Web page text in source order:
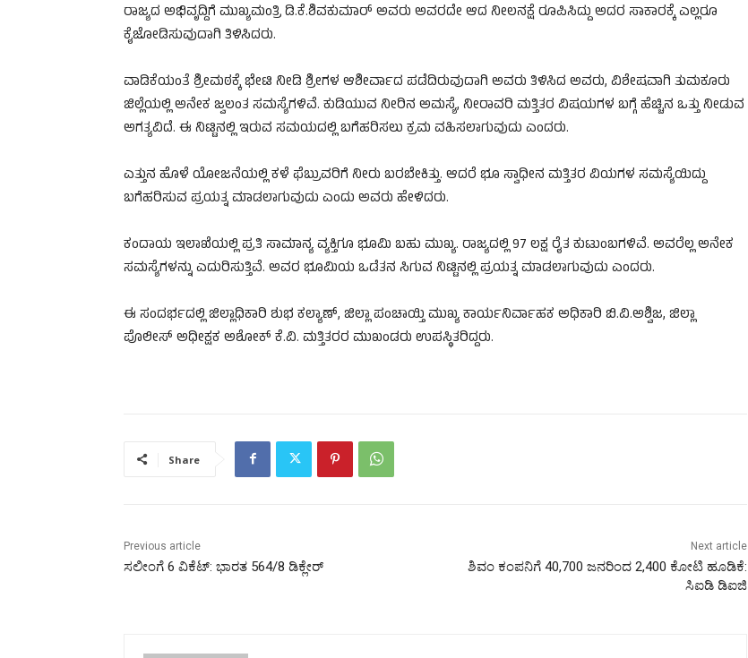
ರಾಜ್ಯದ ಅಭಿವೃದ್ದಿಗೆ ಮುಖ್ಯಮಂತ್ರಿ ಡಿ.ಕೆ.ಶಿವಕುಮಾರ್ ಅವರು ಅವರದೇ ಆದ ನೀಲನಕ್ಷೆ ರೂಪಿಸಿದ್ದು ಅದರ ಸಾಕಾರಕ್ಕೆ ಎಲ್ಲರೂ
ಕೈಜೋಡಿಸುವುದಾಗಿ ತಿಳಿಸಿದರು.
ವಾಡಿಕೆಯಂತೆ ಶ್ರೀಮಠಕ್ಕೆ ಭೇಟಿ ನೀಡಿ ಶ್ರೀಗಳ ಆಶೀರ್ವಾದ ಪಡೆದಿರುವುದಾಗಿ ಅವರು ತಿಳಿಸಿದ ಅವರು, ವಿಶೇಷವಾಗಿ ತುಮಕೂರು
ಜಿಲ್ಲೆಯಲ್ಲಿ ಅನೇಕ ಜ್ವಲಂತ ಸಮಸ್ಯೆಗಳಿವೆ. ಕುಡಿಯುವ ನೀರಿನ ಅಮಸ್ಯೆ, ನೀರಾವರಿ ಮತ್ತಿತರ ವಿಷಯಗಳ ಬಗ್ಗೆ ಹೆಚ್ಚಿನ ಒತ್ತು ನೀಡುವ
ಅಗತ್ಯವಿದೆ. ಈ ನಿಟ್ಟಿನಲ್ಲಿ ಇರುವ ಸಮಯದಲ್ಲಿ ಬಗೆಹರಿಸಲು ಕ್ರಮ ವಹಿಸಲಾಗುವುದು ಎಂದರು.
ಎತ್ತುನ ಹೊಳೆ ಯೋಜನೆಯಲ್ಲಿ ಕಳೆ ಫೆಬ್ರುವರಿಗೆ ನೀರು ಬರಬೇಕಿತ್ತು. ಆದರೆ ಭೂ ಸ್ವಾಧೀನ ಮತ್ತಿತರ ವಿಯಗಳ ಸಮಸ್ಯೆಯಿದ್ದು
ಬಗೆಹರಿಸುವ ಪ್ರಯತ್ನ ಮಾಡಲಾಗುವುದು ಎಂದು ಅವರು ಹೇಳಿದರು.
ಕಂದಾಯ ಇಲಾಖೆಯಲ್ಲಿ ಪ್ರತಿ ಸಾಮಾನ್ಯ ವ್ಯಕ್ತಿಗೂ ಭೂಮಿ ಬಹು ಮುಖ್ಯ. ರಾಜ್ಯದಲ್ಲಿ 97 ಲಕ್ಷ ರೈತ ಕುಟುಂಬಗಳಿವೆ. ಅವರೆಲ್ಲ ಅನೇಕ
ಸಮಸ್ಯೆಗಳನ್ನು ಎದುರಿಸುತ್ತಿವೆ. ಅವರ ಭೂಮಿಯ ಒಡೆತನ ಸಿಗುವ ನಿಟ್ಟಿನಲ್ಲಿ ಪ್ರಯತ್ನ ಮಾಡಲಾಗುವುದು ಎಂದರು.
ಈ ಸಂದರ್ಭದಲ್ಲಿ ಜಿಲ್ಲಾಧಿಕಾರಿ ಶುಭ ಕಲ್ಯಾಣ್, ಜಿಲ್ಲಾ ಪಂಚಾಯ್ತಿ ಮುಖ್ಯ ಕಾರ್ಯನಿರ್ವಾಹಕ ಅಧಿಕಾರಿ ಬಿ.ವಿ.ಅಶ್ವಿಜ, ಜಿಲ್ಲಾ
ಪೊಲೀಸ್ ಅಧೀಕ್ಷಕ ಅಶೋಕ್ ಕೆ.ವಿ. ಮತ್ತಿತರರ ಮುಖಂಡರು ಉಪಸ್ಥಿತರಿದ್ದರು.
Share
Previous article
ಸಲೀಂಗೆ 6 ವಿಕೆಟ್:‌ ಭಾರತ 564/8 ಡಿಕ್ಲೇರ್‌
Next article
ಶಿವಂ ಕಂಪನಿಗೆ 40,700 ಜನರಿಂದ 2,400 ಕೋಟಿ ಹೂಡಿಕೆ:
ಸಿಐಡಿ ಡಿಐಜಿ